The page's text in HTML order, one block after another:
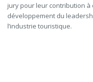
jury pour leur contribution à
développement du
l’industrie touristique.